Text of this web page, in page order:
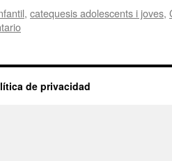
, catequesis adolescents i joves,
de privacidad